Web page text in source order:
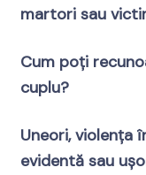
martori sau
Cum poți
cuplu?
Uneori, violența
evidentă sau